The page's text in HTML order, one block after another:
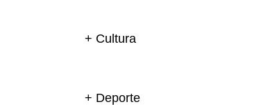
+ Cultura
+ Deporte